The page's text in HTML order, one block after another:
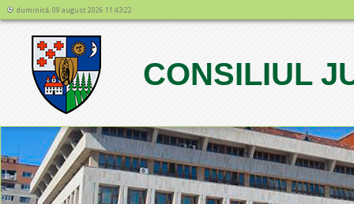
duminică, 09 august 2026 11:43:22
CONSILIUL